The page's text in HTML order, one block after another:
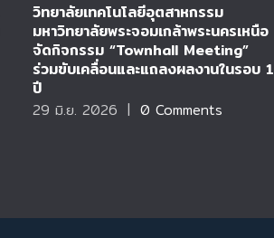
วิทยาลัยเทคโนโลยีอุตสาหกรรม
มหาวิทยาลัยพระจอมเกล้าพระนครเหนือ
จัดกิจกรรม “Townhall Meeting”
ร่วมขับเคลื่อนและแถลงผลงานในรอบ 1
ปี
29 มิ.ย. 2026 | 0 Comments